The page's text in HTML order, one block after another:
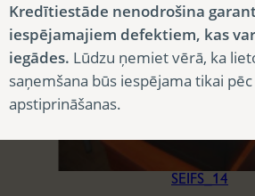
SEIFS_14
Kredītiestāde nenodrošina
iespējamajiem defektiem, kas
iegādes. Lūdzu ņemiet vērā, ka
saņemšana būs iespējama tikai
apstiprināšanas.